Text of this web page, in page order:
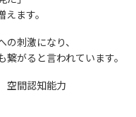
ます。
刺激になり、
がると言われています。
間認知能力